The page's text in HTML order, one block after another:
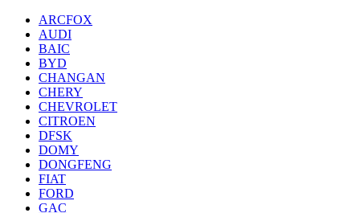
ARCFOX
AUDI
BAIC
BYD
CHANGAN
CHERY
CHEVROLET
CITROEN
DFSK
DOMY
DONGFENG
FIAT
FORD
GAC